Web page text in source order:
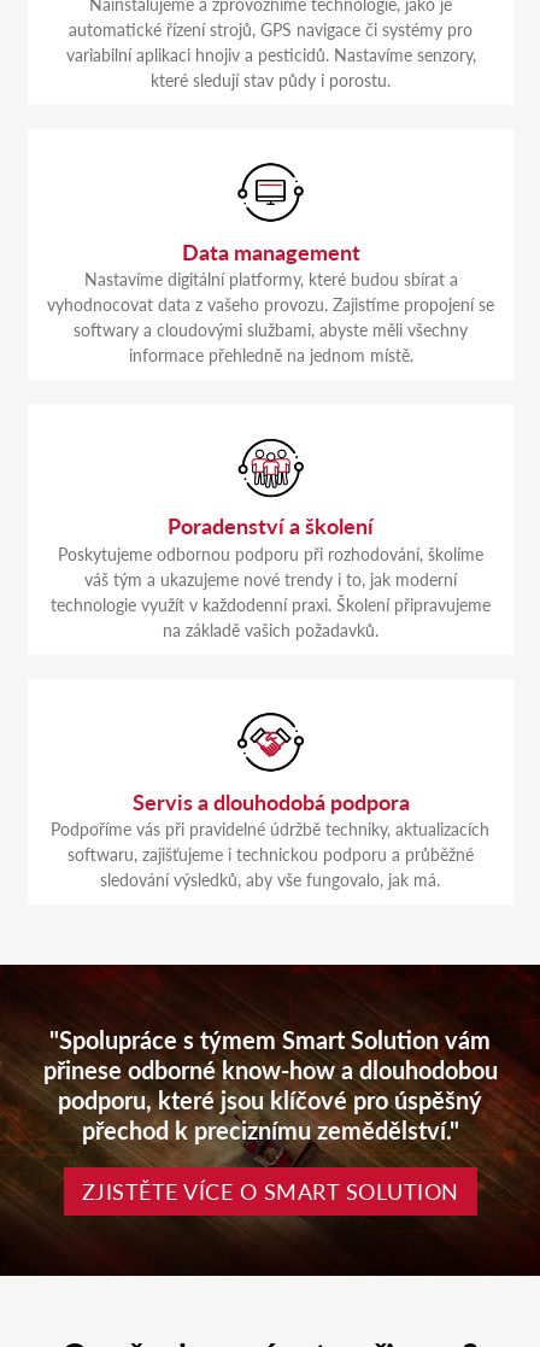
automatické řízení strojů, GPS navigace či systémy pro
variabilní aplikaci hnojiv a pesticidů. Nastavíme senzory,
které sledují stav půdy i porostu.
Data management
Nastavíme digitální platformy, které budou sbírat a
vyhodnocovat data z vašeho provozu. Zajistíme propojení se
softwary a cloudovými službami, abyste měli všechny
informace přehledně na jednom místě.
Poradenství a školení
Poskytujeme odbornou podporu při rozhodování, školíme
váš tým a ukazujeme nové trendy i to, jak moderní
technologie využít v každodenní praxi. Školení připravujeme
na základě vašich požadavků.
Servis a dlouhodobá podpora
Podpoříme vás při pravidelné údržbě techniky, aktualizacích
softwaru, zajišťujeme i technickou podporu a průběžné
sledování výsledků, aby vše fungovalo, jak má.
"Spolupráce s týmem Smart Solution vám
přinese odborné know-how a dlouhodobou
podporu, které jsou klíčové pro úspěšný
přechod k preciznímu zemědělství."
ZJISTĚTE VÍCE O SMART SOLUTION